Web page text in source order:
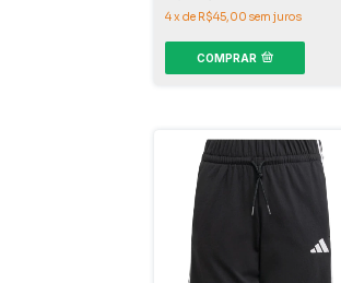
4x de R$45,00 sem juros
COMPRAR